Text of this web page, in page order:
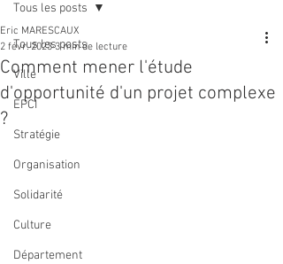
Tous les posts
Ville
EPCI
Stratégie
Organisation
Solidarité
Culture
Département
Tous les posts
Comment mener l'étude
d'opportunité d'un projet complexe
?
Eric MARESCAUX
2 févr. 2023 3 min de lecture